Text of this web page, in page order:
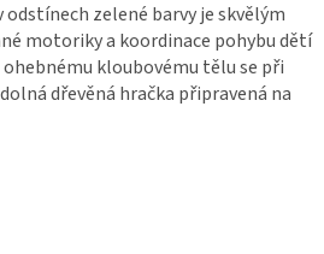
odstínech zelené barvy je skvělým
motoriky a koordinace pohybu dětí
ohebnému kloubovému tělu se při
dřevěná hračka připravená na